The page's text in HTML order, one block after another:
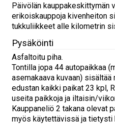
Päivölän kauppakeskittymän
erikoiskauppoja kivenheiton
tukkuliikkeet alle kilometrin
Pysäköinti
Asfaltoitu piha.
Tontilla jopa 44 autopaikkaa
asemakaava kuvaan)
edustan kaikki paikat 23 kpl,
useita paikkoja ja iltaisin/
Kauppaneliö 2 takana olevat
myös käytettävissä ja tietysti